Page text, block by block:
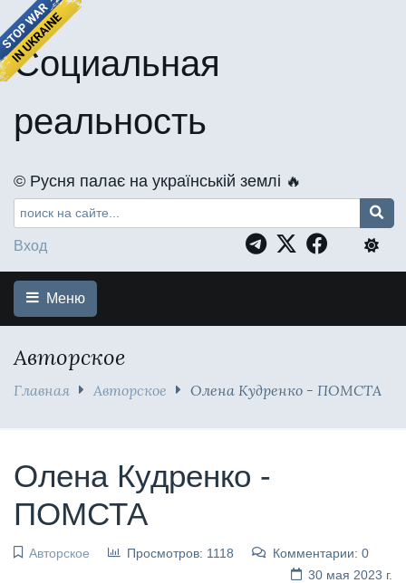
Социальная
реальность
©️ Русня палає на українській землі 🔥
Вход
Меню
Авторское
Главная Авторское Олена Кудренко - ПОМСТА
Олена Кудренко -
ПОМСТА
Авторское Просмотров: 1118
Комментарии: 0
30 мая 2023 г.